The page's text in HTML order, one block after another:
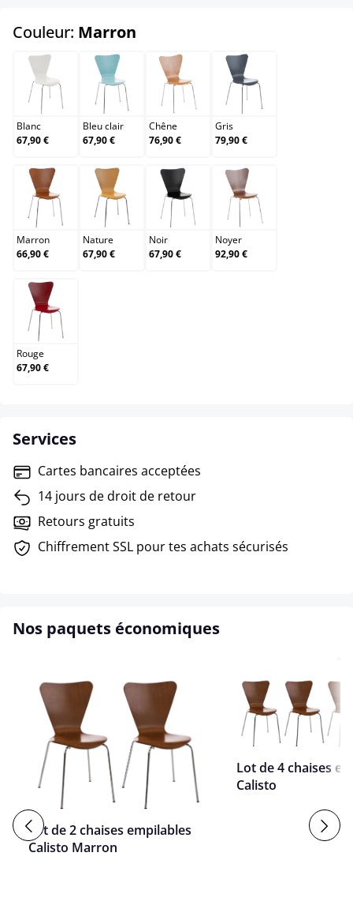
Couleur: Marron
Blanc
Blanc
67,90 €
Bleu clair
Bleu clair
67,90 €
Chêne
Chêne
76,90 €
Gris
Gris
79,90 €
Marron
Marron
66,90 €
Nature
Nature
67,90 €
Noir
Noir
67,90 €
Noyer
Noyer
92,90 €
Rouge
Rouge
67,90 €
Services
Cartes bancaires acceptées
14 jours de droit de retour
Retours gratuits
Chiffrement SSL pour tes achats sécurisés
Nos paquets économiques
Lot de 2 chaises empilables
Calisto Marron
Lot de 4 chaises
Calisto